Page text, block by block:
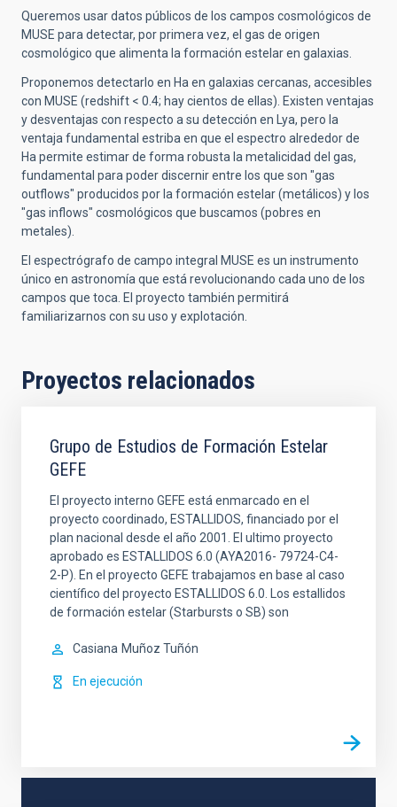
Queremos usar datos públicos de los campos cosmológicos de
MUSE para detectar, por primera vez, el gas de origen
cosmológico que alimenta la formación estelar en galaxias.
Proponemos detectarlo en Ha en galaxias cercanas, accesibles
con MUSE (redshift < 0.4; hay cientos de ellas). Existen ventajas
y desventajas con respecto a su detección en Lya, pero la
ventaja fundamental estriba en que el espectro alrededor de
Ha permite estimar de forma robusta la metalicidad del gas,
fundamental para poder discernir entre los que son "gas
outflows" producidos por la formación estelar (metálicos) y los
"gas inflows" cosmológicos que buscamos (pobres en
metales).
El espectrógrafo de campo integral MUSE es un instrumento
único en astronomía que está revolucionando cada uno de los
campos que toca. El proyecto también permitirá
familiarizarnos con su uso y explotación.
Proyectos relacionados
Grupo de Estudios de Formación Estelar
GEFE
El proyecto interno GEFE está enmarcado en el
proyecto coordinado, ESTALLIDOS, financiado por el
plan nacional desde el año 2001. El ultimo proyecto
aprobado es ESTALLIDOS 6.0 (AYA2016- 79724-C4-
2-P). En el proyecto GEFE trabajamos en base al caso
científico del proyecto ESTALLIDOS 6.0. Los estallidos
de formación estelar (Starbursts o SB) son
Casiana Muñoz Tuñón
En ejecución